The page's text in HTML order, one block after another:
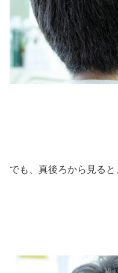
でも、真後ろから見る